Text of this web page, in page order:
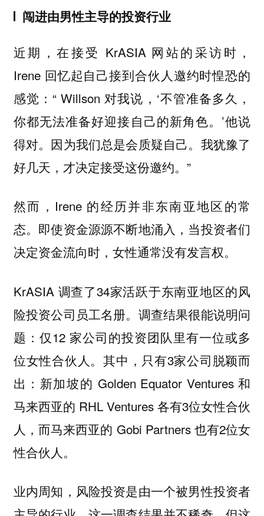
闯进由男性主导的投资行业
近期，在接受 KrASIA 网站的采访时，
Irene 回忆起自己接到合伙人邀约时惶恐的
感觉： “ Willson 对我说，‘不管准备多久，
你都无法准备好迎接自己的新角色。’他说
得对。因为我们总是会质疑自己。我犹豫了
好几天，才决定接受这份邀约。”
然而，Irene 的经历并非东南亚地区的常
态。即使资金源源不断地涌入，当投资者们
决定资金流向时，女性通常没有发言权。
KrASIA 调查了34家活跃于东南亚地区的风
险投资公司员工名册。调查结果很能说明问
题：仅12 家公司的投资团队里有一位或多
位女性合伙人。其中，只有3家公司脱颖而
出：新加坡的 Golden Equator Ventures 和
马来西亚的 RHL Ventures 各有3位女性合伙
人，而马来西亚的 Gobi Partners 也有2位女
性合伙人。
业内周知，风险投资是由一个被男性投资者